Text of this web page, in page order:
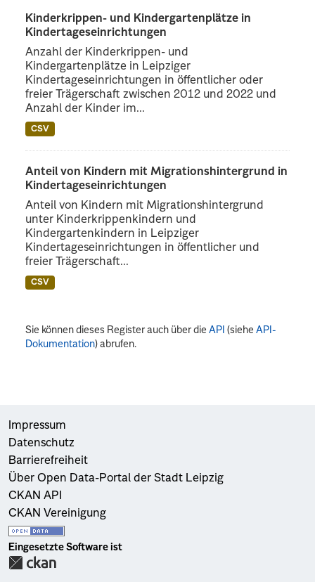
Kinderkrippen- und Kindergartenplätze in
Kindertageseinrichtungen
Anzahl der Kinderkrippen- und
Kindergartenplätze in Leipziger
Kindertageseinrichtungen in öffentlicher oder
freier Trägerschaft zwischen 2012 und 2022 und
Anzahl der Kinder im...
CSV
Anteil von Kindern mit Migrationshintergrund in
Kindertageseinrichtungen
Anteil von Kindern mit Migrationshintergrund
unter Kinderkrippenkindern und
Kindergartenkindern in Leipziger
Kindertageseinrichtungen in öffentlicher und
freier Trägerschaft...
CSV
Sie können dieses Register auch über dieAPI (sieheAPI-
Dokumentation) abrufen.
Impressum
Datenschutz
Barrierefreiheit
Über Open Data-Portal der Stadt Leipzig
CKAN API
CKAN Vereinigung
Eingesetzte Software ist